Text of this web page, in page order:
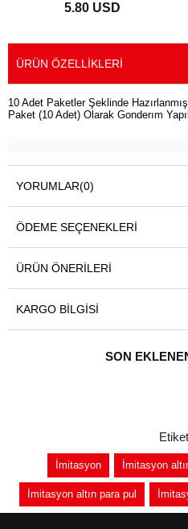
mt
5.80 USD
ÜRÜN ÖZELLIKLERI
10 Adet Paketler Şeklinde
Paket (10 Adet) Olarak Gonderım
YORUMLAR(0)
ÖDEME SEÇENEKLERI
ÜRÜN ÖNERILERI
KARGO BILGISI
SON
İmitasyon İmitasyon
İmitasyon altın para pul